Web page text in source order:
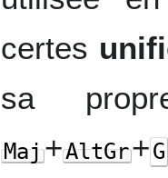
certes
sa
Maj+AltGr+G